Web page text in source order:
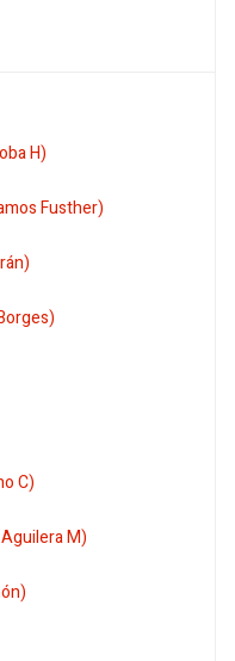
H)
Fusther)
C)
M)